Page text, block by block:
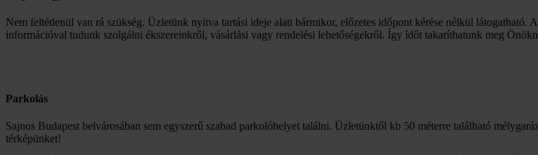
Nem feltétlenül van rá szükség. Üzletünk nyitva tartási ideje alatt bármikor, előzetes időpont kérése nélkül
információval tudunk szolgálni ékszereinkről, vásárlási vagy rendelési lehetőségekről. Így ídőt takaríthatunk meg
Parkolás
Sajnos Budapest belvárosában sem egyszerű szabad parkolóhelyet találni. Üzletünktől kb 50 méterre található
térképünket!